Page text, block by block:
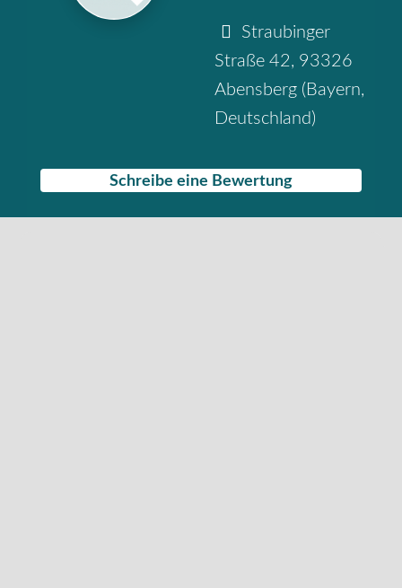
Straubinger
Straße 42, 93326
Abensberg ( Bayern,
Deutschland)
Schreibe eine Bewertung